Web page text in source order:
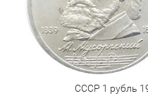
СССР 1 рубль